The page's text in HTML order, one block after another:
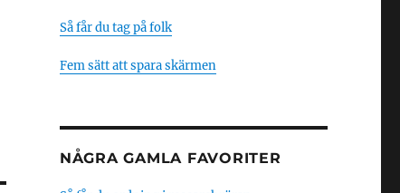
Så får du tag på folk
Fem sätt att spara skärmen
NÅGRA GAMLA FAVORITER